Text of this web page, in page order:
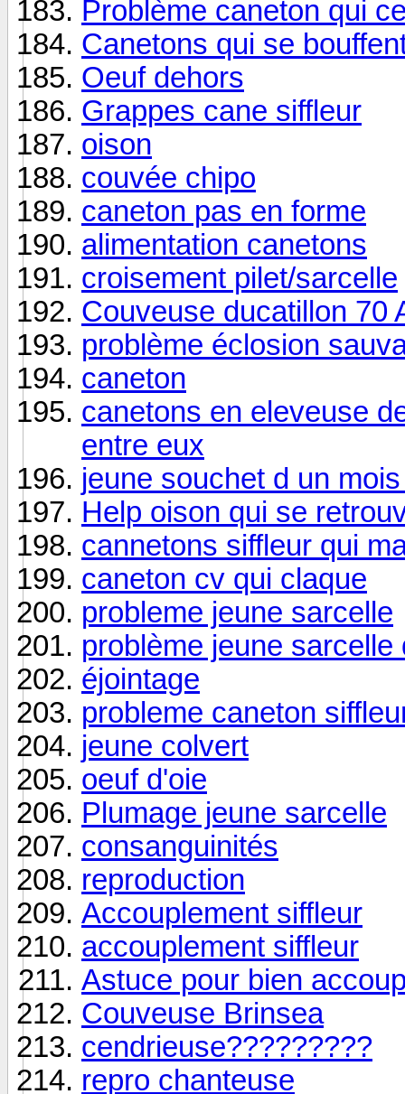
Problème caneton qui
Canetons qui se
Oeuf dehors
Grappes cane siffleur
oison
couvée chipo
caneton pas en forme
alimentation canetons
croisement pilet/sarcelle
Couveuse ducatillon 70
problème éclosion
caneton
canetons en eleveuse
entre eux
jeune souchet d un
Help oison qui se
cannetons siffleur qui
caneton cv qui claque
probleme jeune sarcelle
problème jeune sarcelle
éjointage
probleme caneton
jeune colvert
oeuf d'oie
Plumage jeune sarcelle
consanguinités
reproduction
Accouplement siffleur
accouplement siffleur
Astuce pour bien
Couveuse Brinsea
cendrieuse?????????
repro chanteuse